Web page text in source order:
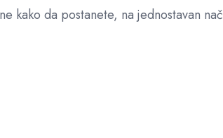
kako da postanete, na jednostavan